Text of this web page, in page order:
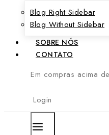
Blog Right Sidebar
Blog Without Sidebar
SOBRE NÓS
CONTATO
Em compras acima
Login